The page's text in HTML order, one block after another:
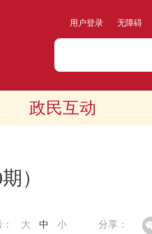
用户登录 无障碍
政民互动
）
分享：
： 大 中 小